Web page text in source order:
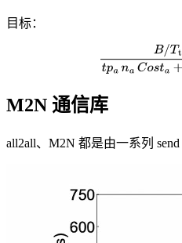
目标：
anaCo
M2N 通信库
all2all、M2N 都是由⼀系列